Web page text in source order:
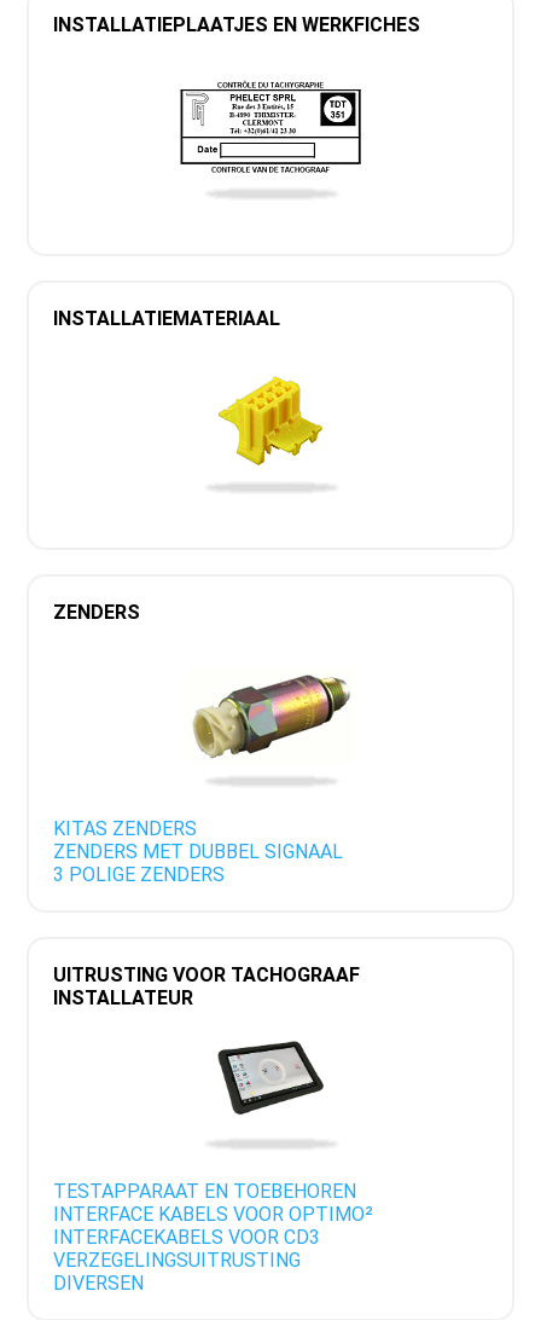
INSTALLATIEPLAATJES EN WERKFICHES
INSTALLATIEMATERIAAL
ZENDERS
KITAS ZENDERS
ZENDERS MET DUBBEL SIGNAAL
3 POLIGE ZENDERS
UITRUSTING VOOR TACHOGRAAF
INSTALLATEUR
TESTAPPARAAT EN TOEBEHOREN
INTERFACE KABELS VOOR OPTIMO²
INTERFACEKABELS VOOR CD3
VERZEGELINGSUITRUSTING
DIVERSEN